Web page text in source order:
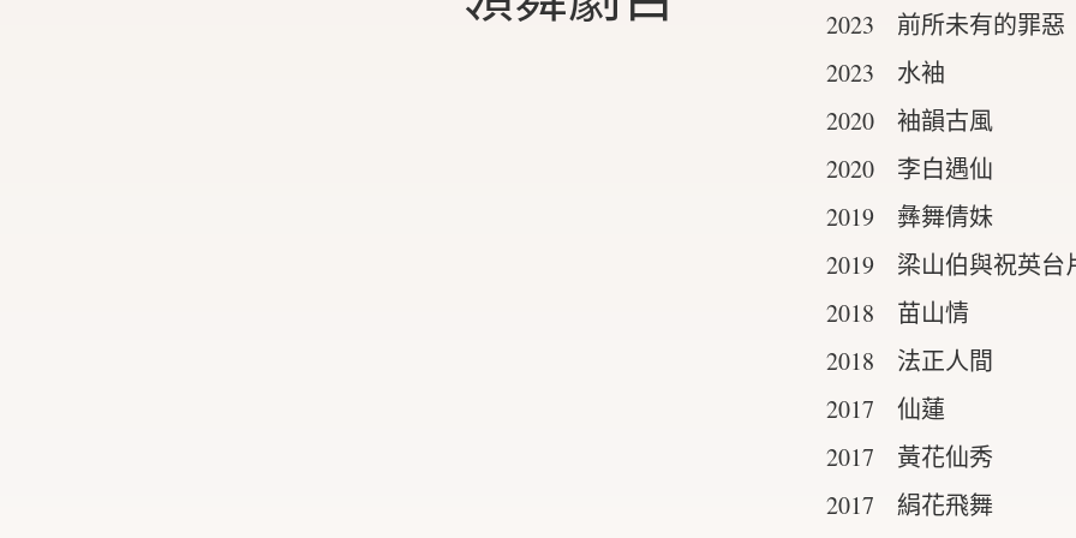
2023 前所未有的罪惡
2023 水袖
2020 袖韻古風
2020 李白遇仙
2019 彝舞倩妹
2019 梁山伯與祝英台
2018 苗山情
2018 法正人間
2017 仙蓮
2017 黃花仙秀
2017 絹花飛舞